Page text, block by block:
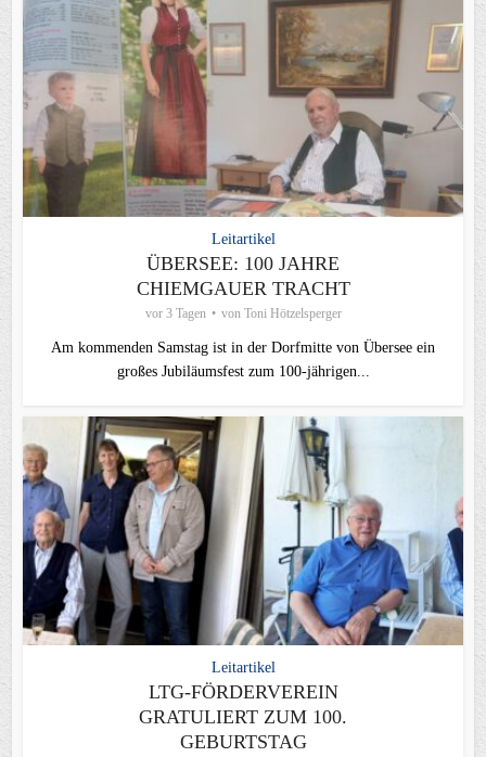
Leitartikel
ÜBERSEE: 100 JAHRE
CHIEMGAUER TRACHT
vor 3 Tagen von Toni Hötzelsperger
Am kommenden Samstag ist in der Dorfmitte von Übersee ein
großes Jubiläumsfest zum 100-jährigen...
Leitartikel
LTG-FÖRDERVEREIN
GRATULIERT ZUM 100.
GEBURTSTAG